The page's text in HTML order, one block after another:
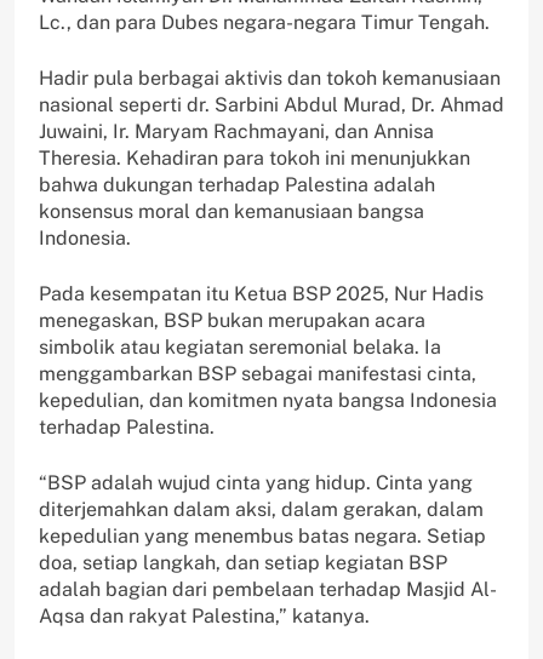
Lc., dan para Dubes negara-negara Timur Tengah.
Hadir pula berbagai aktivis dan tokoh kemanusiaan
nasional seperti dr. Sarbini Abdul Murad, Dr. Ahmad
Juwaini, Ir. Maryam Rachmayani, dan Annisa
Theresia. Kehadiran para tokoh ini menunjukkan
bahwa dukungan terhadap Palestina adalah
konsensus moral dan kemanusiaan bangsa
Indonesia.
Pada kesempatan itu Ketua BSP 2025, Nur Hadis
menegaskan, BSP bukan merupakan acara
simbolik atau kegiatan seremonial belaka. Ia
menggambarkan BSP sebagai manifestasi cinta,
kepedulian, dan komitmen nyata bangsa Indonesia
terhadap Palestina.
“BSP adalah wujud cinta yang hidup. Cinta yang
diterjemahkan dalam aksi, dalam gerakan, dalam
kepedulian yang menembus batas negara. Setiap
doa, setiap langkah, dan setiap kegiatan BSP
adalah bagian dari pembelaan terhadap Masjid Al-
Aqsa dan rakyat Palestina,” katanya.